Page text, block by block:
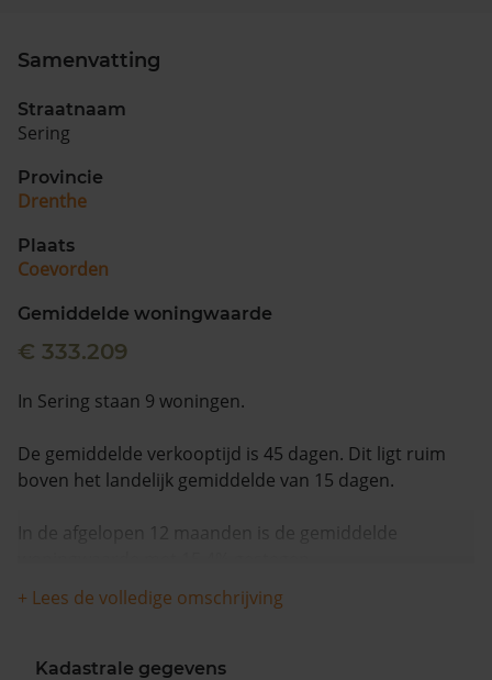
Samenvatting
Straatnaam
Sering
Provincie
Drenthe
Plaats
Coevorden
Gemiddelde woningwaarde
€ 333.209
In Sering staan 9 woningen.
De gemiddelde verkooptijd is 45 dagen. Dit ligt ruim
boven het landelijk gemiddelde van 15 dagen.
In de afgelopen 12 maanden is de gemiddelde
+ Lees de volledige omschrijving
Kadastrale gegevens